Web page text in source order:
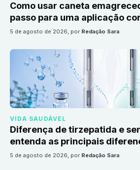
Como usar caneta
passo para uma aplicação
5 de agosto de 2026, por Redação Sara
VIDA SAUDÁVEL
Diferença de tirzepatida e
entenda as principais
5 de agosto de 2026, por Redação Sara